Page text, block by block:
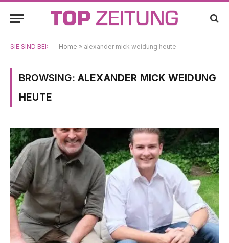
SIE SIND BEI: Home » alexander mick weidung heute
BROWSING: ALEXANDER MICK WEIDUNG
HEUTE